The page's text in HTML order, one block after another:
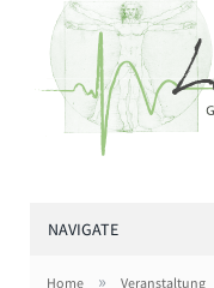
NAVIGATE
Home » Veranstaltung